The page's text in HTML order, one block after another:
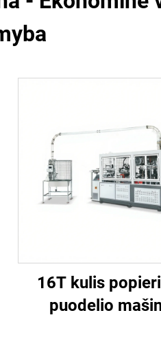
16T kulis
puodelio